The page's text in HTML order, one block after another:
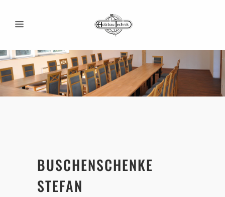
BUSCHENSCHENKE
STEFAN